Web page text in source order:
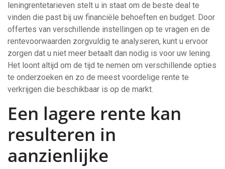
leningrentetarieven stelt u in staat om de beste deal te
vinden die past bij uw financiële behoeften en budget. Door
offertes van verschillende instellingen op te vragen en de
rentevoorwaarden zorgvuldig te analyseren, kunt u ervoor
zorgen dat u niet meer betaalt dan nodig is voor uw lening.
Het loont altijd om de tijd te nemen om verschillende opties
te onderzoeken en zo de meest voordelige rente te
verkrijgen die beschikbaar is op de markt.
Een lagere rente kan
resulteren in
aanzienlijke